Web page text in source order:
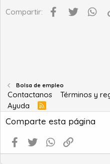
Compartir: Facebook
Twitter
Bolsa de empleo
Contactanos Términos y
Ayuda
R
S
S
Comparte esta página
Facebook
Twitter WhatsApp